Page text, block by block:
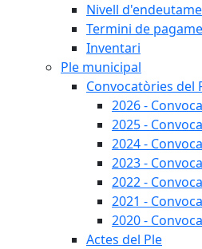
Nivell
Termini de
Inventari
Ple municipal
Convocatòries del
2026 -
2025 -
2024 -
2023 -
2022 -
2021 -
2020 -
Actes del Ple